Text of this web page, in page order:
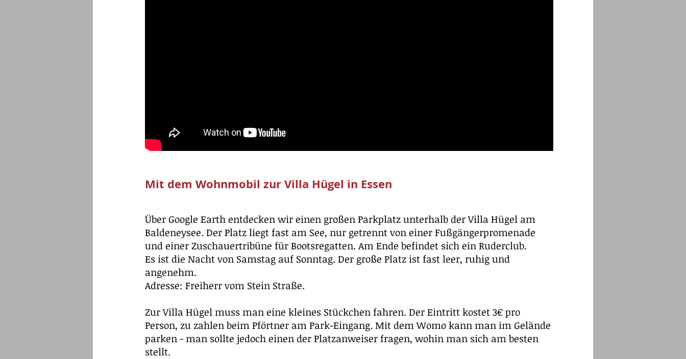
Mit dem Wohnmobil zur Villa Hügel in Essen
Über Google Earth entdecken wir einen großen Parkplatz unterhalb der Villa Hügel am
Baldeneysee. Der Platz liegt fast am See, nur getrennt von einer Fußgängerpromenade
und einer Zuschauertribüne für Bootsregatten. Am Ende befindet sich ein Ruderclub.
Es ist die Nacht von Samstag auf Sonntag. Der große Platz ist fast leer, ruhig und
angenehm.
Adresse: Freiherr vom Stein Straße.
Zur Villa Hügel muss man eine kleines Stückchen fahren. Der Eintritt kostet 3€ pro
Person, zu zahlen beim Pförtner am Park-Eingang. Mit dem Womo kann man im Gelände
parken - man sollte jedoch einen der Platzanweiser fragen, wohin man sich am besten
stellt.